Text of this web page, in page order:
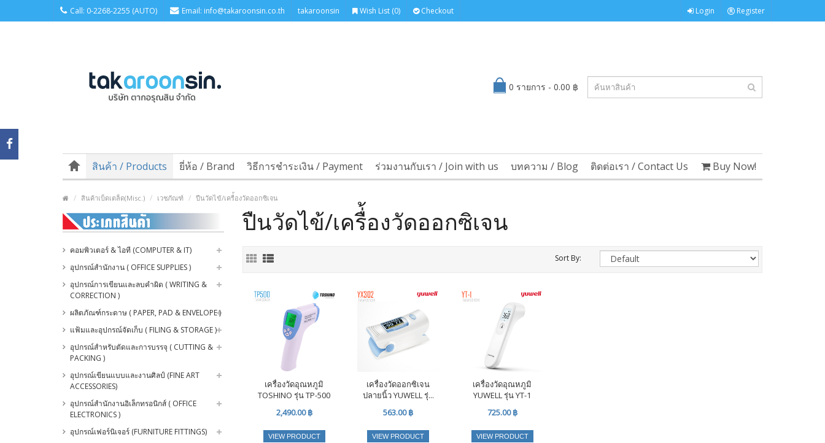
Call: 0-2268-2255 (AUTO) Email: info@takaroonsin.co.th takaroonsin Wish List (0) Checkout Login Register
0 รายการ - 0.00 ฿
สินค้า / Products ยี่ห้อ / Brand วิธีการชำระเงิน / Payment ร่วมงานกับเรา / Join with us บทความ / Blog ติดต่อเรา / Contact Us Buy Now!
สินค้าเบ็ดเตล็ด(Misc.) เวชภัณฑ์ ปืนวัดไข้/เครื่้องวัดออกซิเจน
คอมพิวเตอร์ & ไอที (COMPUTER & IT)
อุปกรณ์สำนักงาน ( OFFICE SUPPLIES )
อุปกรณ์การเขียนและลบคำผิด ( WRITING &
CORRECTION )
ผลิตภัณฑ์กระดาษ ( PAPER, PAD & ENVELOPE )
แฟ้มและอุปกรณ์จัดเก็บ ( FILING & STORAGE )
อุปกรณ์สำหรับตัดและการบรรจุ ( CUTTING &
PACKING )
อุปกรณ์เขียนแบบและงานศิลป์ (FINE ART
ACCESSORIES)
อุปกรณ์สำนักงานอิเล็กทรอนิกส์ ( OFFICE
ELECTRONICS )
อุปกรณ์เฟอร์นิเจอร์ (FURNITURE FITTINGS)
ปืนวัดไข้/เครื่้องวัดออกซิเจน
Sort By:
เครื่องวัดอุณหภูมิ
TOSHINO รุ่น TP-500
2,490.00 ฿
VIEW PRODUCT
เครื่องวัดออกซิเจน
ปลายนิ้ว YUWELL รุ่...
563.00 ฿
VIEW PRODUCT
เครื่องวัดอุณหภูมิ
YUWELL รุ่น YT-1
725.00 ฿
VIEW PRODUCT